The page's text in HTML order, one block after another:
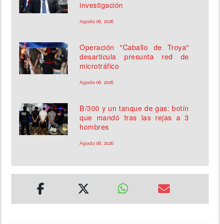
investigación
Agosto 06, 2026
Operación "Caballo de Troya"
desarticula presunta red de
microtráfico
Agosto 06, 2026
B/300 y un tanque de gas: botín
que mandó tras las rejas a 3
hombres
Agosto 06, 2026